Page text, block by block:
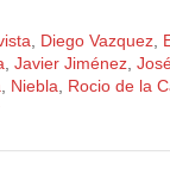
, Diego Vazquez,
, Javier Jiménez,
, Niebla, Rocio de la